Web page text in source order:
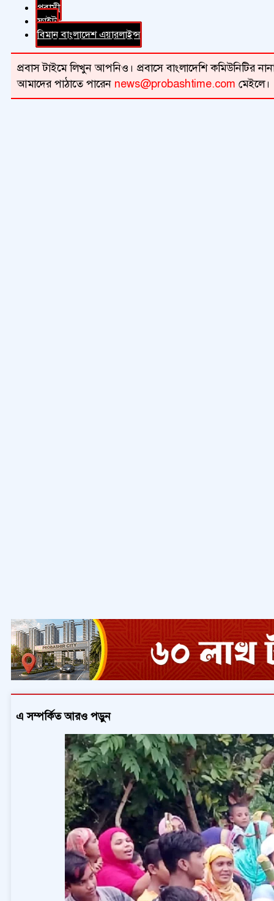
প্রবাসী
ফ্লাইট
বিমান বাংলাদেশ এয়ারলাইন্স
প্রবাস টাইমে লিখুন আপনিও। প্রবাসে বাংলাদেশি কমিউনিটির
আমাদের পাঠাতে পারেন news@probashtime.com মেইলে।
এ সম্পর্কিত আরও পড়ুন